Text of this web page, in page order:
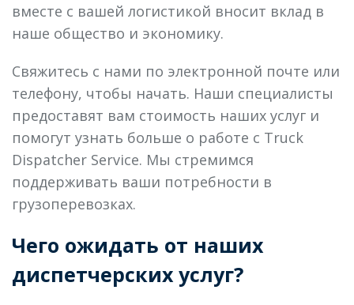
вместе с вашей логистикой вносит вклад в
наше общество и экономику.
Свяжитесь с нами по электронной почте или
телефону, чтобы начать. Наши специалисты
предоставят вам стоимость наших услуг и
помогут узнать больше о работе с Truck
Dispatcher Service. Мы стремимся
поддерживать ваши потребности в
грузоперевозках.
Чего ожидать от наших
диспетчерских услуг?